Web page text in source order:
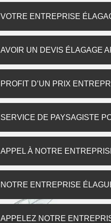
VOTRE ENTREPRISE
AVOIR UN DEVIS ÉLAGAGE
PROFIT D’UN PRIX
SERVICE DE PAYSAGISTE
APPEL À NOTRE
NOTRE ENTREPRISE
APPELEZ NOTRE